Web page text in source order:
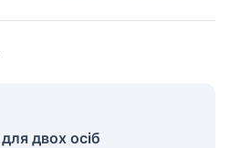
двох осіб